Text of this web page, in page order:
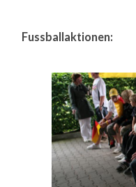
Fussballaktionen: